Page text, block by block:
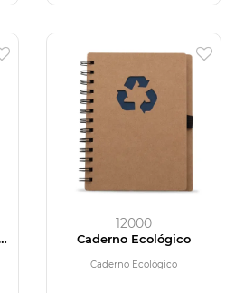
12000
Caderno Ecológico
Caderno Ecológico